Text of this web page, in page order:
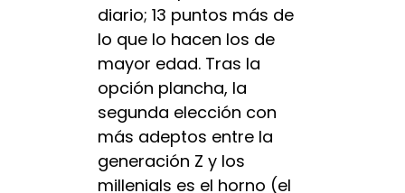
diario; 13 puntos más de
lo que lo hacen los de
mayor edad. Tras la
opción plancha, la
segunda elección con
más adeptos entre la
generación Z y los
millenials es el horno (el